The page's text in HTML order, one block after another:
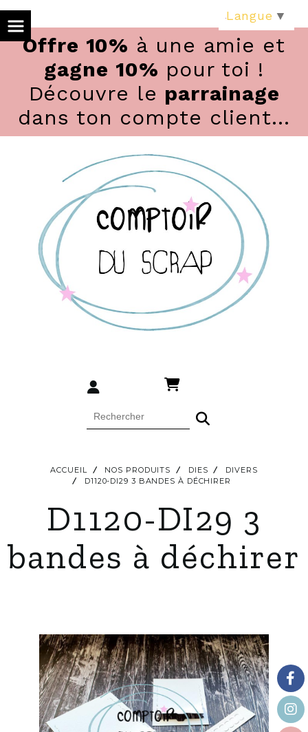
Offre 10% à une amie et
gagne 10% pour toi !
Découvre le parrainage
dans ton compte client...
ACCUEIL NOS PRODUITS DIES
DIVERS
D1120-DI29 3 BANDES À DÉCHIRER
D1120-DI29 3
bandes à déchirer
Langue ▼